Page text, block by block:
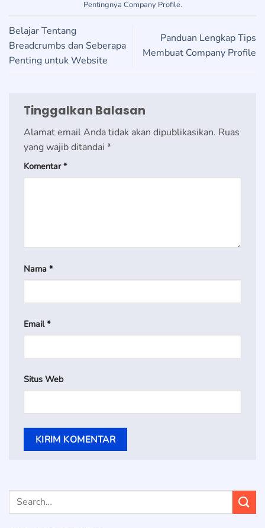
Pentingnya Company Profile.
Belajar Tentang
Breadcrumbs dan Seberapa
Penting untuk Website
Panduan Lengkap Tips
Membuat Company Profile
Tinggalkan Balasan
Alamat email Anda tidak akan dipublikasikan. Ruas
yang wajib ditandai *
Komentar*
Nama *
Email*
Situs Web